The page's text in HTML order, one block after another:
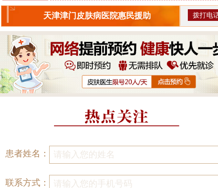
天津津门皮肤病医院惠民援助 拨打电
患者姓名：
联系方式：